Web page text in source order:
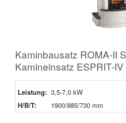
Kaminbausatz ROMA-II
Kamineinsatz ESPRIT-
Leistung: 3,5-7,0 kW
H/B/T:
1900/885/730 mm